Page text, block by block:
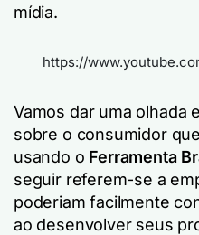
mídia.
https://
Vamos dar uma olhada
sobre o consumidor
usando o Ferramenta
seguir referem-se a
poderiam facilmente
ao desenvolver seus